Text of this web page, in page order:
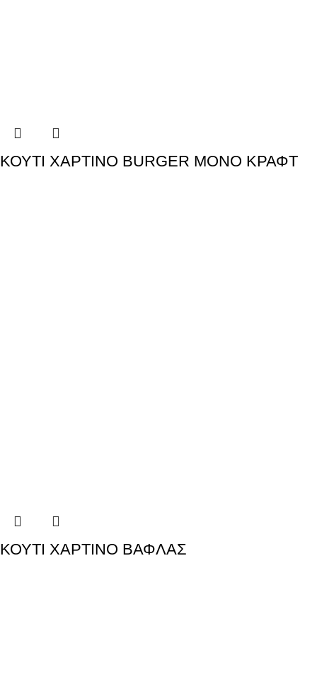
ΚΟΥΤΙ ΧΑΡΤΙΝΟ BURGER ΜΟΝΟ ΚΡΑΦΤ
ΚΟΥΤΙ ΧΑΡΤΙΝΟ ΒΑΦΛΑΣ